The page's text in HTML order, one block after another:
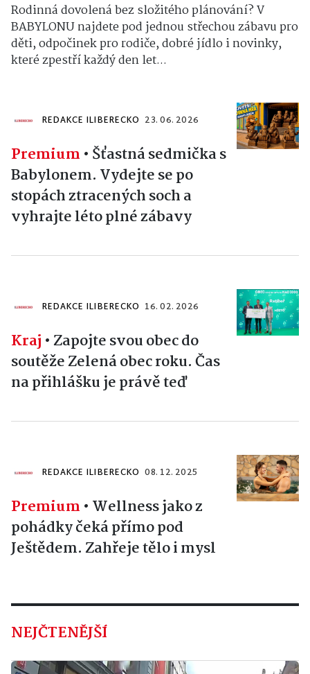
Rodinná dovolená bez složitého plánování? V
BABYLONU najdete pod jednou střechou zábavu pro
děti, odpočinek pro rodiče, dobré jídlo i novinky,
které zpestří každý den let...
REDAKCE ILIBERECKO 23. 06. 2026
Premium • Šťastná sedmička s
Babylonem. Vydejte se po
stopách ztracených soch a
vyhrajte léto plné zábavy
REDAKCE ILIBERECKO 16. 02. 2026
Kraj • Zapojte svou obec do
soutěže Zelená obec roku. Čas
na přihlášku je právě teď
REDAKCE ILIBERECKO 08. 12. 2025
Premium • Wellness jako z
pohádky čeká přímo pod
Ještědem. Zahřeje tělo i mysl
NEJČTENĚJŠÍ